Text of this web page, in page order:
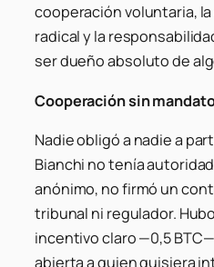
cooperación voluntaria,
radical y la
ser dueño absoluto de
Cooperación sin
Nadie obligó a nadie a
Bianchi no tenía
anónimo, no firmó un
tribunal ni regulador.
incentivo claro —0,5
abierta a quien quisiera